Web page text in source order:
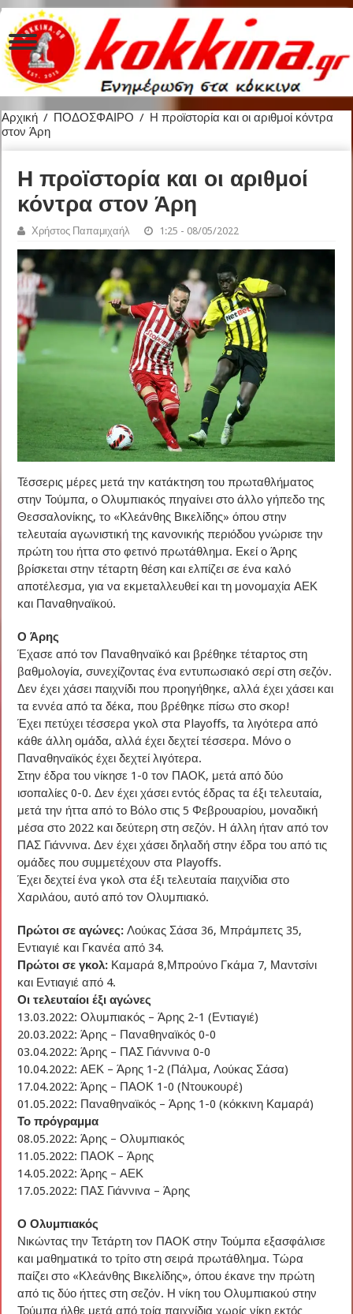
Αρχική / ΠΟΔΟΣΦΑΙΡΟ / Η προϊστορία και οι αριθμοί κόντρα
στον Άρη
Η προϊστορία και οι αριθμοί
κόντρα στον Άρη
Χρήστος Παπαμιχαήλ 1:25 - 08/05/2022
Τέσσερις μέρες μετά την κατάκτηση του πρωταθλήματος
στην Τούμπα, ο Ολυμπιακός πηγαίνει στο άλλο γήπεδο της
Θεσσαλονίκης, το «Κλεάνθης Βικελίδης» όπου στην
τελευταία αγωνιστική της κανονικής περιόδου γνώρισε την
πρώτη του ήττα στο φετινό πρωτάθλημα. Εκεί ο Άρης
βρίσκεται στην τέταρτη θέση και ελπίζει σε ένα καλό
αποτέλεσμα, για να εκμεταλλευθεί και τη μονομαχία ΑΕΚ
και Παναθηναϊκού.
Ο Άρης
Έχασε από τον Παναθηναϊκό και βρέθηκε τέταρτος στη
βαθμολογία, συνεχίζοντας ένα εντυπωσιακό σερί στη σεζόν.
Δεν έχει χάσει παιχνίδι που προηγήθηκε, αλλά έχει χάσει και
τα εννέα από τα δέκα, που βρέθηκε πίσω στο σκορ!
Έχει πετύχει τέσσερα γκολ στα Playoffs, τα λιγότερα από
κάθε άλλη ομάδα, αλλά έχει δεχτεί τέσσερα. Μόνο ο
Παναθηναϊκός έχει δεχτεί λιγότερα.
Στην έδρα του νίκησε 1-0 τον ΠΑΟΚ, μετά από δύο
ισοπαλίες 0-0. Δεν έχει χάσει εντός έδρας τα έξι τελευταία,
μετά την ήττα από το Βόλο στις 5 Φεβρουαρίου, μοναδική
μέσα στο 2022 και δεύτερη στη σεζόν. Η άλλη ήταν από τον
ΠΑΣ Γιάννινα. Δεν έχει χάσει δηλαδή στην έδρα του από τις
ομάδες που συμμετέχουν στα Playoffs.
Έχει δεχτεί ένα γκολ στα έξι τελευταία παιχνίδια στο
Χαριλάου, αυτό από τον Ολυμπιακό.
Πρώτοι σε αγώνες: Λούκας Σάσα 36, Μπράμπετς 35,
Εντιαγιέ και Γκανέα από 34.
Πρώτοι σε γκολ: Καμαρά 8,Μπρούνο Γκάμα 7, Μαντσίνι
και Εντιαγιέ από 4.
Οι τελευταίοι έξι αγώνες
13.03.2022: Ολυμπιακός – Άρης 2-1 (Εντιαγιέ)
20.03.2022: Άρης – Παναθηναϊκός 0-0
03.04.2022: Άρης – ΠΑΣ Γιάννινα 0-0
10.04.2022: ΑΕΚ – Άρης 1-2 (Πάλμα, Λούκας Σάσα)
17.04.2022: Άρης – ΠΑΟΚ 1-0 (Ντουκουρέ)
01.05.2022: Παναθηναϊκός – Άρης 1-0 (κόκκινη Καμαρά)
Το πρόγραμμα
08.05.2022: Άρης – Ολυμπιακός
11.05.2022: ΠΑΟΚ – Άρης
14.05.2022: Άρης – ΑΕΚ
17.05.2022: ΠΑΣ Γιάννινα – Άρης
Ο Ολυμπιακός
Νικώντας την Τετάρτη τον ΠΑΟΚ στην Τούμπα εξασφάλισε
και μαθηματικά το τρίτο στη σειρά πρωτάθλημα. Τώρα
παίζει στο «Κλεάνθης Βικελίδης», όπου έκανε την πρώτη
από τις δύο ήττες στη σεζόν. Η νίκη του Ολυμπιακού στην
Τούμπα ήλθε μετά από τρία παιχνίδια χωρίς νίκη εκτός